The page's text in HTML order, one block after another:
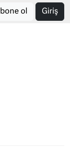
ol Giriş